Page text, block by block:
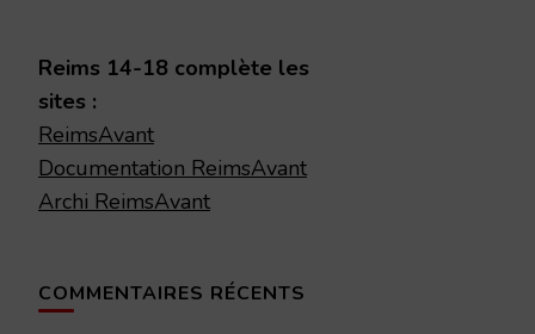
Reims 14-18 complète les
sites :
ReimsAvant
Documentation ReimsAvant
Archi ReimsAvant
COMMENTAIRES RÉCENTS